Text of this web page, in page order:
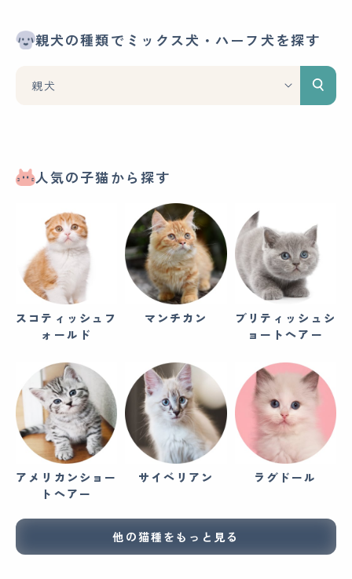
親犬の種類でミックス犬・ハーフ犬を探す
人気の子猫から探す
スコティッシュフ
ォールド
マンチカン
ブリティッシュシ
ョートヘアー
アメリカンショー
トヘアー
サイベリアン ラグドール
他の猫種をもっと見る